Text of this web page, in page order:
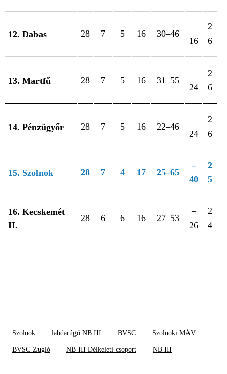
12. Dabas 28 7 5 16 30–46
–
16
2
6
13. Martfű 28 7 5 16 31–55
–
24
2
6
14. Pénzügyőr 28 7 5 16 22–46
–
24
2
6
15. Szolnok 28 7 4 17 25–65
–
40
2
5
16. Kecskemét
II.
28 6 6 16 27–53
–
26
2
4
Szolnok labdarúgó NB III BVSC Szolnoki MÁV
BVSC-Zugló NB III Délkeleti csoport NB III